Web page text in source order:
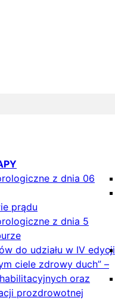
z dnia 06
prądu
z dnia 5
do udziału w IV edycji
ciele zdrowy duch” –
oraz
prozdrowotnej